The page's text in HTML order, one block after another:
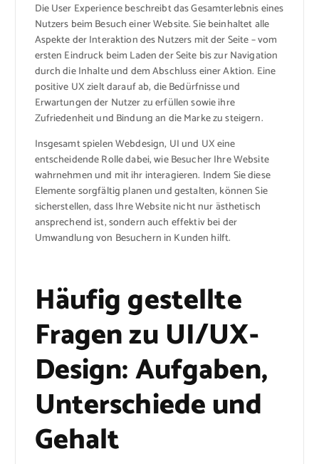
Die User Experience beschreibt das Gesamterlebnis eines
Nutzers beim Besuch einer Website. Sie beinhaltet alle
Aspekte der Interaktion des Nutzers mit der Seite – vom
ersten Eindruck beim Laden der Seite bis zur Navigation
durch die Inhalte und dem Abschluss einer Aktion. Eine
positive UX zielt darauf ab, die Bedürfnisse und
Erwartungen der Nutzer zu erfüllen sowie ihre
Zufriedenheit und Bindung an die Marke zu steigern.
Insgesamt spielen Webdesign, UI und UX eine
entscheidende Rolle dabei, wie Besucher Ihre Website
wahrnehmen und mit ihr interagieren. Indem Sie diese
Elemente sorgfältig planen und gestalten, können Sie
sicherstellen, dass Ihre Website nicht nur ästhetisch
ansprechend ist, sondern auch effektiv bei der
Umwandlung von Besuchern in Kunden hilft.
Häufig gestellte
Fragen zu UI/UX-
Design: Aufgaben,
Unterschiede und
Gehalt